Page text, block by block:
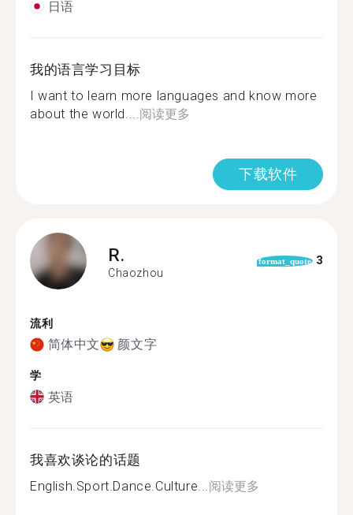
日语
我的语言学习目标
I want to learn more languages and know more
about the world.... 阅读更多
下载软件
R.
Chaozhou
format_quote 3
流利
简体中文 颜文字
学
英语
我喜欢谈论的话题
English.Sport.Dance.Culture... 阅读更多